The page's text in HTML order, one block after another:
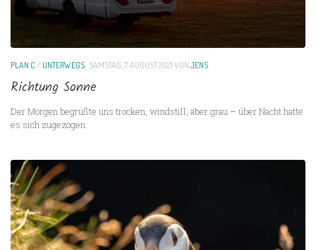
PLAN C/UNTERWEGS SAMSTAG, 7. AUGUST 2021VONJENS
Richtung Sonne
Der Morgen begrüßte uns trocken, windstill, aber grau – über Nacht hatte
es sich zugezogen.